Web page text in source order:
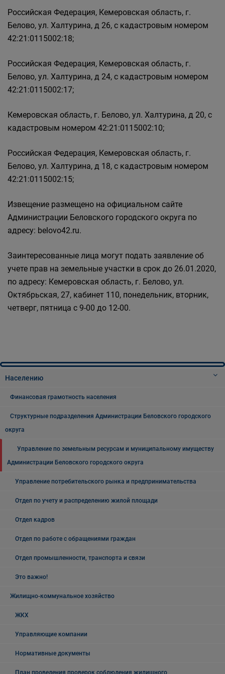
Российская Федерация, Кемеровская область, г.
Белово, ул. Халтурина, д 26, с кадастровым номером
42:21:0115002:18;
Российская Федерация, Кемеровская область, г.
Белово, ул. Халтурина, д 24, с кадастровым номером
42:21:0115002:17;
Кемеровская область, г. Белово, ул. Халтурина, д 20, с
кадастровым номером 42:21:0115002:10;
Российская Федерация, Кемеровская область, г.
Белово, ул. Халтурина, д 18, с кадастровым номером
42:21:0115002:15;
Извещение размещено на официальном сайте
Администрации Беловского городского округа по
адресу: belovo42.ru.
Заинтересованные лица могут подать заявление об
учете прав на земельные участки в срок до 26.01.2020,
по адресу: Кемеровская область, г. Белово, ул.
Октябрьская, 27, кабинет 110, понедельник, вторник,
четверг, пятница с 9-00 до 12-00.
Населению
Финансовая грамотность населения
Структурные подразделения Администрации Беловского городского
округа
Управление по земельным ресурсам и муниципальному имуществу
Администрации Беловского городского округа
Управление потребительского рынка и предпринимательства
Отдел по учету и распределению жилой площади
Отдел кадров
Отдел по работе с обращениями граждан
Отдел промышленности, транспорта и связи
Это важно!
Жилищно-коммунальное хозяйство
ЖКХ
Управляющие компании
Нормативные документы
План проведения проверок соблюдения жилищного